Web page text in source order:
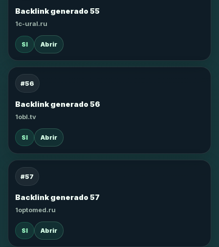
Backlink generado 55
1c-ural.ru
SI Abrir
#56
Backlink generado 56
1obl.tv
SI Abrir
#57
Backlink generado 57
1optomed.ru
SI Abrir